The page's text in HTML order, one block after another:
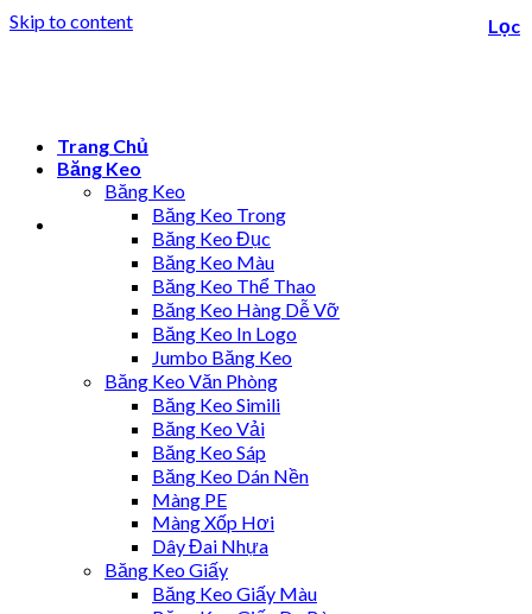
Skip to content
Trang Chủ
Băng Keo
Băng Keo
Băng Keo Trong
Băng Keo Đục
Băng Keo Màu
Băng Keo Thể Thao
Băng Keo Hàng Dễ Vỡ
Băng Keo In Logo
Jumbo Băng Keo
Băng Keo Văn Phòng
Băng Keo Simili
Băng Keo Vải
Băng Keo Sáp
Băng Keo Dán Nền
Màng PE
Màng Xốp Hơi
Dây Đai Nhựa
Băng Keo Giấy
Băng Keo Giấy Màu
Lọc